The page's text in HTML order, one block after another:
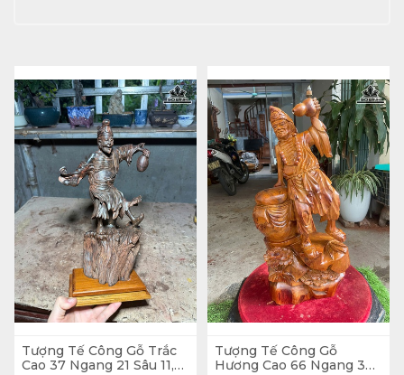
Tượng Tế Công Gỗ Trắc
Cao 37 Ngang 21 Sâu 11,5
Tượng Tế Công Gỗ
Hương Cao 66 Ngang 33